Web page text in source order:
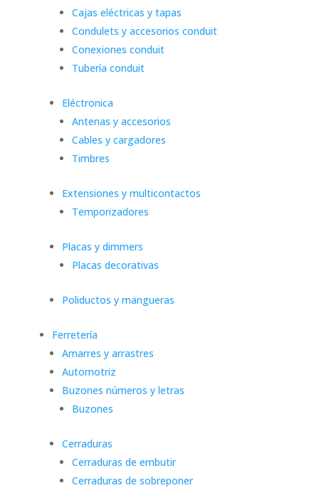
Cajas eléctricas y tapas
Condulets y accesorios conduit
Conexiones conduit
Tubería conduit
Eléctronica
Antenas y accesorios
Cables y cargadores
Timbres
Extensiones y multicontactos
Temporizadores
Placas y dimmers
Placas decorativas
Poliductos y mangueras
Ferretería
Amarres y arrastres
Automotriz
Buzones números y letras
Buzones
Cerraduras
Cerraduras de embutir
Cerraduras de sobreponer